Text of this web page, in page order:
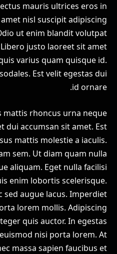
mauris ultrices eros in
nisl suscipit adipiscing
ut enim blandit volutpat
justo laoreet sit amet
varius quam quisque id.
Est velit egestas dui
id ornare.
mattis rhoncus urna neque
dui accumsan sit amet. Est
mattis molestie a iaculis.
sem. Ut diam quam nulla
aliquam. Eget nulla facilisi
enim lobortis scelerisque.
sed augue lacus. Imperdiet
lorem mollis. Adipiscing
quis auctor. In egestas
nisi porta lorem. At
massa sapien faucibus et